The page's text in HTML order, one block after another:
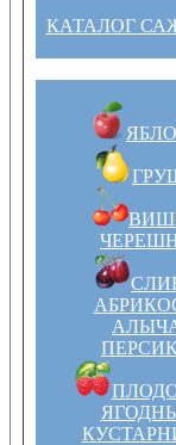
КАТАЛОГ